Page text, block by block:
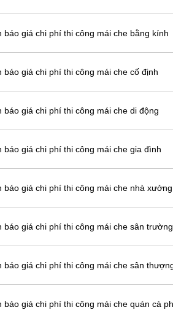
giá chi phí thi công mái che bằng kính
giá chi phí thi công mái che cố định
giá chi phí thi công mái che di động
giá chi phí thi công mái che gia đình
giá chi phí thi công mái che nhà xưởng
giá chi phí thi công mái che sân trường
giá chi phí thi công mái che sân
giá chi phí thi công mái che quán cà